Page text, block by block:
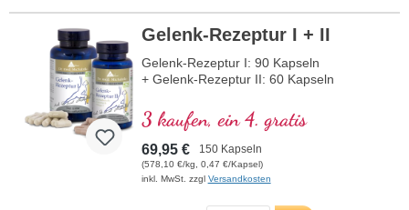
Gelenk-Rezeptur I + II
Gelenk-Rezeptur I: 90 Kapseln
+ Gelenk-Rezeptur II: 60 Kapseln
3 kaufen, ein 4. gratis
69,95 € 150 Kapseln
(578,10 €/kg, 0,47 €/Kapsel)
inkl. MwSt. zzgl Versandkosten